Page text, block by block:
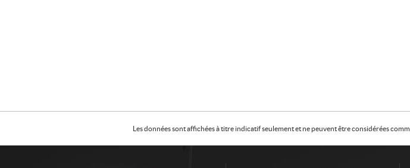
Les données sont affichées à titre indicatif seulement et ne peuvent être considérées